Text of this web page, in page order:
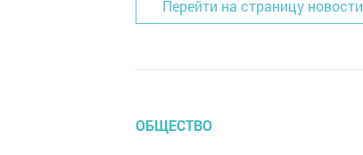
Перейти на страницу новости
ОБЩЕСТВО